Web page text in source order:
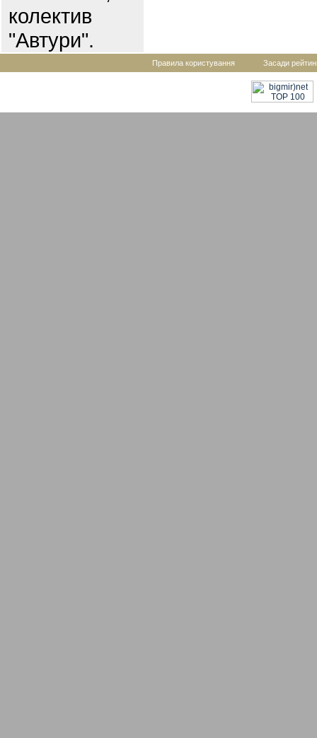
колектив
"Автури".
Правила користування Засади